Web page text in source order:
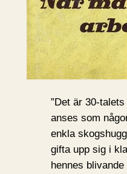
”Det är 30-
anses som
enkla
gifta upp sig i
hennes blivande